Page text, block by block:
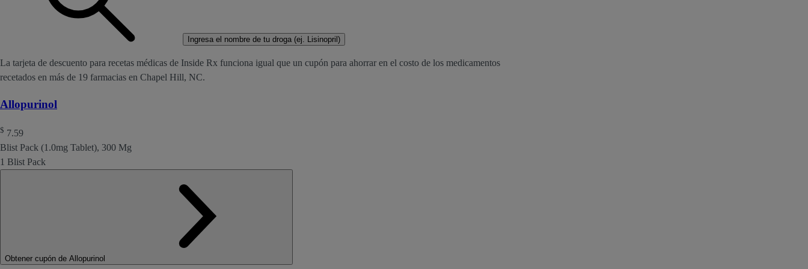
Ingresa el nombre de tu droga (ej. Lisinopril)
La tarjeta de descuento para recetas médicas de Inside Rx funciona igual que un cupón para ahorrar en el costo de los medicamentos
recetados en más de 19 farmacias en Chapel Hill, NC.
Allopurinol
$ 7.59
Blist Pack (1.0mg Tablet), 300 Mg
1 Blist Pack
Obtener cupón de Allopurinol